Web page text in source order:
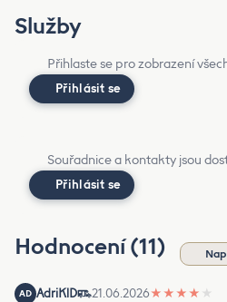
Služby
Přihlaste se pro zobrazení
Přihlásit se
Souřadnice a kontakty jsou
Přihlásit se
Hodnocení (11)
AD AdriKlD 21.06.2026★ ★ ★ ★ ★